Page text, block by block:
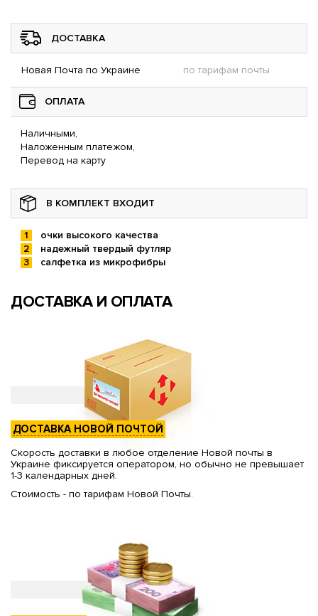
ДОСТАВКА
Новая Почта по Украине по тарифам почты
ОПЛАТА
Наличными,
Наложенным платежом,
Перевод на карту
В КОМПЛЕКТ ВХОДИТ
очки высокого качества
надежный твердый футляр
салфетка из микрофибры
ДОСТАВКА И ОПЛАТА
ДОСТАВКА НОВОЙ ПОЧТОЙ
Скорость доставки в любое отделение Новой почты в
Украине фиксируется оператором, но обычно не превышает
1-3 календарных дней.
Стоимость - по тарифам Новой Почты.